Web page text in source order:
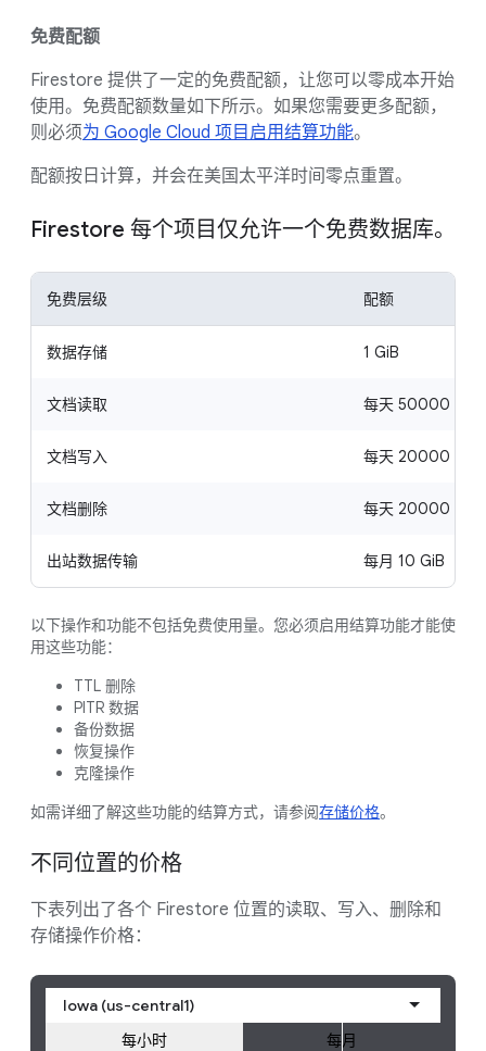
免费配额
Firestore 提供了一定的免费配额，让您可以零成本开始
使用。免费配额数量如下所示。如果您需要更多配额，
则必须为 Google Cloud 项目启用结算功能。
配额按日计算，并会在美国太平洋时间零点重置。
Firestore 每个项目仅允许一个免费数据库。
免费层级 配额
数据存储 1 GiB
文档读取 每天 50000 次
文档写入 每天 20000 次
文档删除 每天 20000 次
出站数据传输 每月 10 GiB
以下操作和功能不包括免费使用量。您必须启用结算功能才能使
用这些功能：
TTL 删除
PITR 数据
备份数据
恢复操作
克隆操作
如需详细了解这些功能的结算方式，请参阅存储价格。
不同位置的价格
下表列出了各个 Firestore 位置的读取、写入、删除和
存储操作价格：
Iowa (us-central1)
每小时 每月